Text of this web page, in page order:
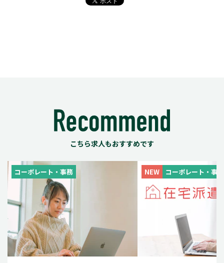
こちら求人もおすすめです
コーポレート・事務 NEW コーポレート・事務